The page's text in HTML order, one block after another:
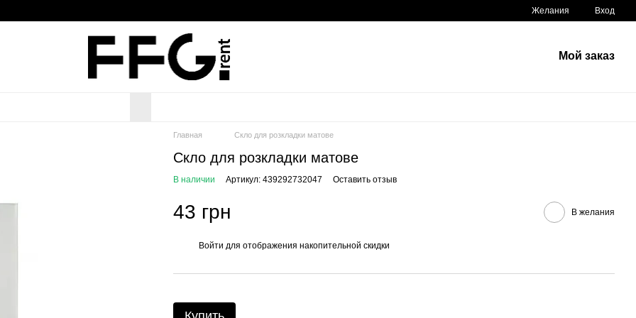
Желания Вход
Мой заказ
Главная Скло для розкладки матове
Скло для розкладки матове
В наличии Артикул: 439292732047 Оставить отзыв
43 грн В желания
Войти для отображения накопительной скидки